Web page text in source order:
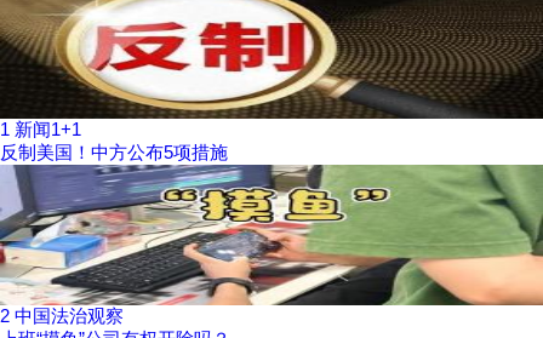
1 新闻1+1
反制美国！中方公布5项措施
2 中国法治观察